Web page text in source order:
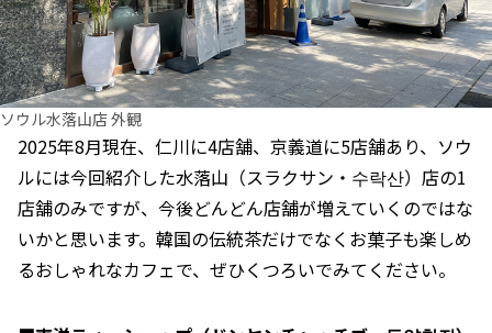
ソウル水落山店 外観
2025年8月現在、仁川に4店舗、京義道に5店舗あり、ソウ
ルには今回紹介した水落山（スラクサン・수락산）店の1
店舗のみですが、今後どんどん店舗が増えていくのではな
いかと思います。韓国の伝統茶だけでなくお菓子も楽しめ
るおしゃれなカフェで、ぜひくつろいでみてください。